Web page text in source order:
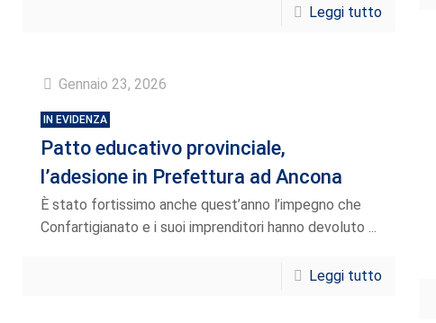
Leggi tutto
Gennaio 23, 2026
IN EVIDENZA
Patto educativo provinciale,
l’adesione in Prefettura ad Ancona
È stato fortissimo anche quest’anno l’impegno che
Confartigianato e i suoi imprenditori hanno devoluto ...
Leggi tutto